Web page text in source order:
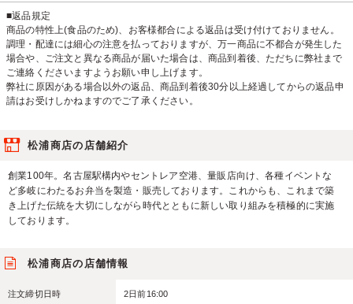
■返品規定
商品の特性上(食品のため)、お客様都合による返品は受け付けておりません。
調理・配達には細心の注意を払っておりますが、万一商品に不都合が発生した
場合や、ご注文と異なる商品が届いた場合は、商品到着後、ただちに弊社まで
ご連絡くださいますようお願い申し上げます。
弊社に原因がある場合以外の返品、商品到着後30分以上経過してからの返品申
請はお受けしかねますのでご了承ください。
松浦商店の店舗紹介
創業100年。名古屋駅構内やセントレア空港、量販店向け、各種イベントな
ど多岐にわたるお弁当を製造・販売しております。これからも、これまで築
き上げた伝統を大切にしながら時代とともに新しい取り組みを積極的に実施
しております。
松浦商店の店舗情報
注文締切日時 2日前16:00